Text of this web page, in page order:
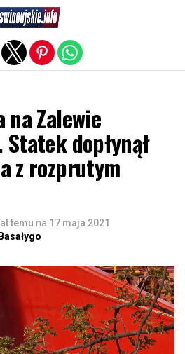
na Zalewie
dopłynął
z rozprutym
temu na 17 maja 2021
mobile version